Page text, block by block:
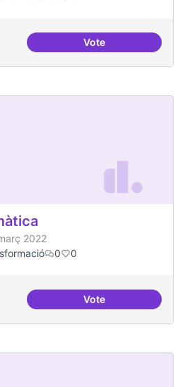
VoteSoledat i aïllament
2022
0 0
VoteEmergència